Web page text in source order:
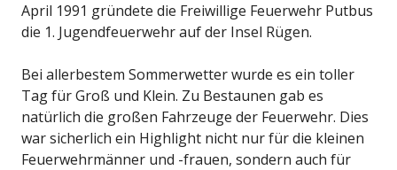
April 1991 gründete die Freiwillige Feuerwehr Putbus
die 1. Jugendfeuerwehr auf der Insel Rügen.
Bei allerbestem Sommerwetter wurde es ein toller
Tag für Groß und Klein. Zu Bestaunen gab es
natürlich die großen Fahrzeuge der Feuerwehr. Dies
war sicherlich ein Highlight nicht nur für die kleinen
Feuerwehrmänner und -frauen, sondern auch für